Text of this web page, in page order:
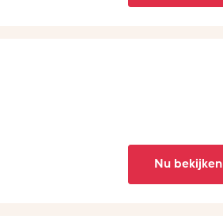
Nu bekijken